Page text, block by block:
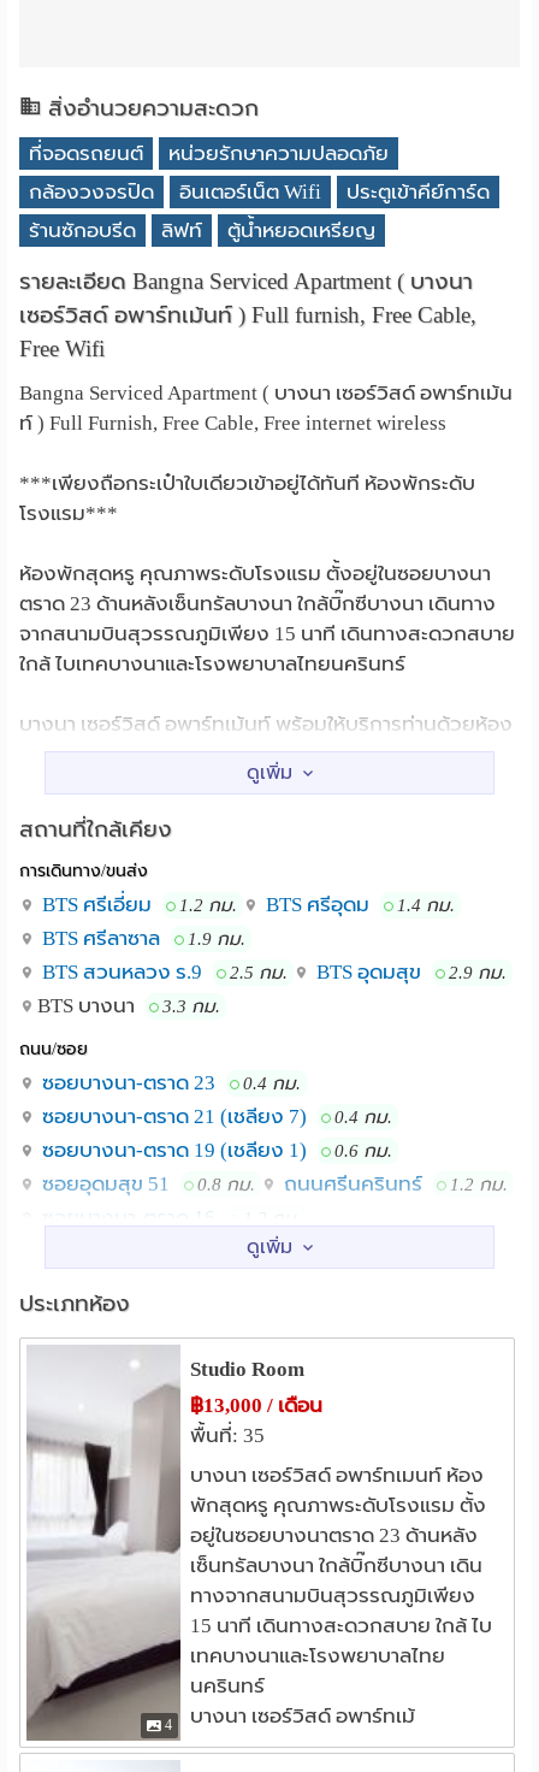
สิ่งอำนวยความสะดวก
ที่จอดรถยนต์
หน่วยรักษาความปลอดภัย
กล้องวงจรปิด
อินเตอร์เน็ต Wifi
ประตูเข้าคีย์การ์ด
ร้านซักอบรีด
ลิฟท์ ตู้น้ำหยอดเหรียญ
รายละเอียด Bangna Serviced Apartment ( บางนา
เซอร์วิสด์ อพาร์ทเม้นท์ ) Full furnish, Free Cable,
Free Wifi
Bangna Serviced Apartment ( บางนา เซอร์วิสด์ อพาร์ทเม้น
ท์ ) Full Furnish, Free Cable, Free internet wireless
***เพียงถือกระเป๋าใบเดียวเข้าอยู่ได้ทันที ห้องพักระดับ
โรงแรม***
ห้องพักสุดหรู คุณภาพระดับโรงแรม ตั้งอยู่ในซอยบางนา
ตราด 23 ด้านหลังเซ็นทรัลบางนา ใกล้บิ๊กซีบางนา เดินทาง
จากสนามบินสุวรรณภูมิเพียง 15 นาที เดินทางสะดวกสบาย
ใกล้ ไบเทคบางนาและโรงพยาบาลไทยนครินทร์
บางนา เซอร์วิสด์ อพาร์ทเม้นท์ พร้อมให้บริการท่านด้วยห้อง
พักสไตล์หรูหรา 9 แบบ ภายในห้องพักพรั่งพร้อมไปด้วย
เฟอร์นิเจอร์และสิ่งอำนวยความสะดวกครบครัน เช่น ทีวี ตู้
เย็น ชุดครัว ตู้เซฟ ฯลฯ มีบริการอินเทอร์เน็ตไรสาย และ
บริการทำความสะอาดห้องพักสัปดาห์ละ 2 ครั้ง เคเบิ้ลทีวี 80
ช่อง ระบบรักษาความปลอดภัย 24 ชั่วโมง
สถานที่ใกล้เคียง
-เซ็นทรัล บางนา ( Central Bangna )
-บิกซี บางนา ( Big C Bangna )
-เมกะ บางนา & อีเกีย ( Mega Bangna & IKEA )
-ไบเทค บางนา ( Bitec Bangna )
❖ ตึกสร้างใหม่ สะอาด สวยทันสมัย
❖ ปลอดภัยและเป็นส่วนตัว
❖ อยู่ใกล้ร้านสะดวกซื้อ 7-11 และโลตัสเอ็กเพรสเปิด
ตลอด24 ชั่วโมง
❖มีแม่บ้านทำความสะอาดให้ อาทิตย์ล่ะ 2 ครั้ง เปลี่ยน
ผ้าปูที่นอน ให้อาทิตย์ล่ะ 1 ครั้ง ( ฟรี )
❖ Free Internet Wireless
❖ Free Cable TV (มี NHK Japan ของ True )
&bull; สัญญา 12 เดือน ขึ้นไป ราคาห้องพักลดให้ 1,000 บาท
มีผลทันทีที่ทำสัญญา
Line : xtreaml2azerlxd
สถานที่ใกล้เคียง
การเดินทาง/ขนส่ง
BTS ศรีเอี่ยม 1.2 กม. BTS ศรีอุดม 1.4 กม.
BTS ศรีลาซาล 1.9 กม.
BTS สวนหลวง ร.9 2.5 กม. BTS อุดมสุข 2.9 กม.
BTS บางนา 3.3 กม.
ถนน/ซอย
ซอยบางนา-ตราด 23 0.4 กม.
ซอยบางนา-ตราด 21 (เชลียง 7) 0.4 กม.
ซอยบางนา-ตราด 19 (เชลียง 1) 0.6 กม.
ซอยอุดมสุข 51 0.8 กม. ถนนศรีนครินทร์ 1.2 กม.
ซอยบางนา-ตราด 16
วิทยาลัยดุสิตธานี
เซ็นทรัล บางนา 0.2 กม. พาราไดซ์พาร์ค
เทสโก้โลตัส(ซีคอน สแควร์)
ซีคอนสแควร์ ศรีนครินทร์ 2.9 กม.
ตลาดนัดรถไฟ ศรีนครินทร์ 3.1 กม.
พิคคาเดลลี่ แบงค์ค็อก 4.4 กม.
รพ.บางนา1 0.5 กม. รพ.ไทยนครินทร์ 0.6 กม.
รพ.ศิครินทร์ 2.2 กม. รพ.กล้วยน้ำไท 2 3.1 กม.
รพ.พริ้นซ์ สุวรรณภูมิ 3.7 กม.
รพ.รวมใจรักษ์@สุขุมวิท 62 4.3 กม.
ประเภทห้อง
4
Studio Room
฿13,000 / เดือน
พื้นที่: 35
บางนา เซอร์วิสด์ อพาร์ทเมนท์ ห้อง
พักสุดหรู คุณภาพระดับโรงแรม ตั้ง
อยู่ในซอยบางนาตราด 23 ด้านหลัง
เซ็นทรัลบางนา ใกล้บิ๊กซีบางนา เดิน
ทางจากสนามบินสุวรรณภูมิเพียง
15 นาที เดินทางสะดวกสบาย ใกล้ ไบ
เทคบางนาและโรงพยาบาลไทย
นครินทร์
บางนา เซอร์วิสด์ อพาร์ทเม้